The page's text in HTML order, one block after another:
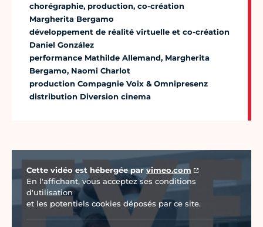
chorégraphie, production, co-création
Margherita Bergamo
développement de réalité virtuelle et co-création
Daniel González
performance Mathilde Allemand, Margherita
Bergamo, Naomi Charlot
production Compagnie Voix & Omnipresenz
distribution Diversion cinema
Cette vidéo est hébergée parvimeo.com
En l'affichant, vous acceptez ses conditions
d'utilisation
et les potentiels cookies déposés par ce site.